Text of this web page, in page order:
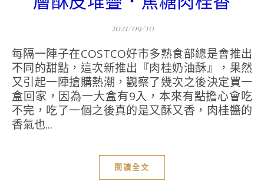
2021/09/10
每隔一陣子在COSTCO好市多熟食部總是會推出
不同的甜點，這次新推出『肉桂奶油酥』，果然
又引起一陣搶購熱潮，觀察了幾次之後決定買一
盒回家，因為一大盒有9入，本來有點擔心會吃
不完，吃了一個之後真的是又酥又香，肉桂醬的
香氣也...
閱讀全文